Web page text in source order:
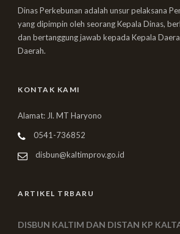
Dinas Perkebunan adalah unsur pelaksana
yang dipimpin oleh seorang Kepala Dinas,
dan bertanggung jawab kepada Kepala
Daerah.
KONTAK KAMI
Alamat: Jl. MT Haryono
0541-736852
disbun@kaltimprov.go.id
ARTIKEL TRBARU
DISBUN KALTIM DAN DISTAN KP